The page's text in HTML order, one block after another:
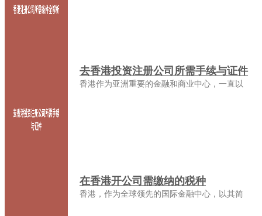
去香港投资注册公司所需手续与证件
香港作为亚洲重要的金融和商业中心，一直以
在香港开公司需缴纳的税种
香港，作为全球领先的国际金融中心，以其简